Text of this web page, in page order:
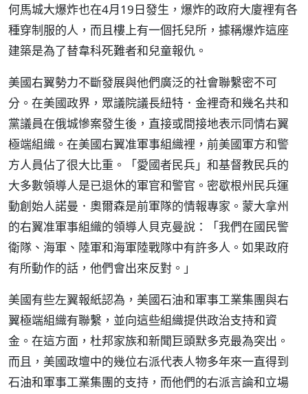
何馬城大爆炸也在4月19日發生，爆炸的政府大廈裡有各
種穿制服的人，而且樓上有一個托兒所，據稱爆炸這座
建築是為了替韋科死難者和兒童報仇。
美國右翼勢力不斷發展與他們廣泛的社會聯繫密不可
分。在美國政界，眾議院議長紐特．金裡奇和幾名共和
黨議員在俄城慘案發生後，直接或間接地表示同情右翼
極端組織。在美國右翼准軍事組織裡，前美國軍方和警
方人員佔了很大比重。「愛國者民兵」和基督教民兵的
大多數領導人是已退休的軍官和警官。密歇根州民兵運
動創始人諾曼．奧爾森是前軍隊的情報專家。蒙大拿州
的右翼准軍事組織的領導人貝克曼說：「我們在國民警
衛隊、海軍、陸軍和海軍陸戰隊中有許多人。如果政府
有所動作的話，他們會出來反對。」
美國有些左翼報紙認為，美國石油和軍事工業集團與右
翼極端組織有聯繫，並向這些組織提供政治支持和資
金。在這方面，杜邦家族和新聞巨頭默多克最為突出。
而且，美國政壇中的幾位右派代表人物多年來一直得到
石油和軍事工業集團的支持，而他們的右派言論和立場